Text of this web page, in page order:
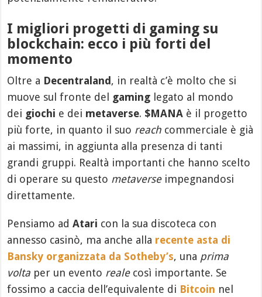
I migliori progetti di gaming su
blockchain: ecco i più forti del
momento
Oltre a Decentraland, in realtà c’è molto che si
muove sul fronte del gaming legato al mondo
dei giochi e dei metaverse. $MANA è il progetto
più forte, in quanto il suo reach commerciale è già
ai massimi, in aggiunta alla presenza di tanti
grandi gruppi. Realtà importanti che hanno scelto
di operare su questo metaverseimpegnandosi
direttamente.
Pensiamo adAtari con la sua discoteca con
annesso casinò, ma anche alla recente asta di
Bansky organizzata da Sotheby’s, una prima
volta per un evento realecosì importante. Se
fossimo a caccia dell’equivalente di Bitcoin nel